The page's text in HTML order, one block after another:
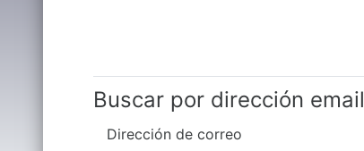
Buscar por dirección email
Dirección de correo